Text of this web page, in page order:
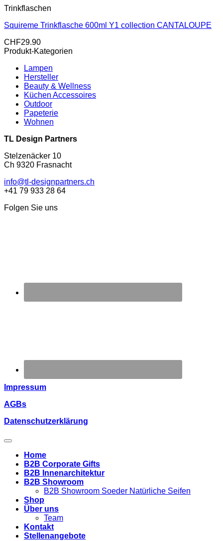
Trinkflaschen
Squireme Trinkflasche 600ml Y1 collection CANTALOUPE
CHF29.90
Produkt-Kategorien
Lampen
Hersteller
Beauty & Wellness
Küchen Accessoires
Outdoor
Papeterie
Wohnen
TL Design Partners
Stelzenäcker 10
Ch 9320 Frasnacht
info@tl-designpartners.ch
+41 79 933 28 64
Folgen Sie uns
Impressum
AGBs
Datenschutzerklärung
Home
B2B Corporate Gifts
B2B Innenarchitektur
B2B Showroom
B2B Showroom Soeder Natürliche Seifen
Shop
Über uns
Team
Kontakt
Stellenangebote